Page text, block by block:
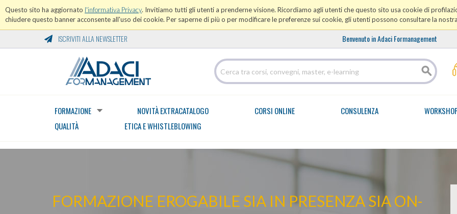
Questo sito ha aggiornato l'informativa Privacy. Invitiamo tutti gli utenti a prenderne visione. Ricordiamo agli utenti che questo sito usa cookie di
chiudere questo banner acconsente all'uso dei cookie. Per saperne di più o per modificare le preferenze sui cookie, gli utenti possono consultare la nostra
ISCRIVITI ALLA NEWSLETTER Benvenuto in Adaci Formanagement
FORMAZIONE NOVITÀ EXTRACATALOGO CORSI ONLINE CONSULENZA
QUALITÀ
ETICA E WHISTLEBLOWING
FORMAZIONE EROGABILE SIA IN PRESENZA SIA ON-